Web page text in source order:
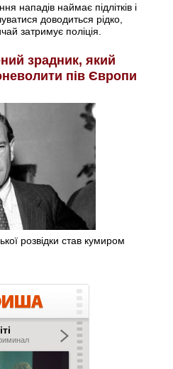
нападів наймає підлітків і
доводиться рідко,
затримує поліція.
зрадник, який
пів Європи
розвідки став кумиром